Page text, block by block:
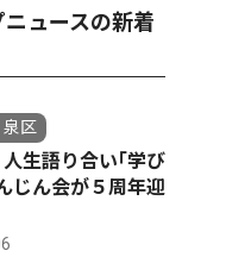
ュースの新着
泉区
生語り合い｢学び
じん会が５周年迎